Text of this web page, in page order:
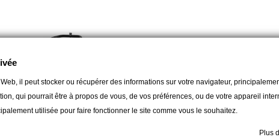
il peut stocker ou récupérer des informations sur votre navigateur,
qui pourrait être à propos de vous, de vos préférences, ou de votre appareil
utilisée pour faire fonctionner le site comme vous le souhaitez.
Plus